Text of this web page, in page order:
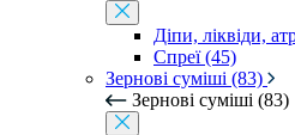
Діпи, ліквіди,
Спреї (45)
Зернові суміші (83)
Зернові суміші (83)